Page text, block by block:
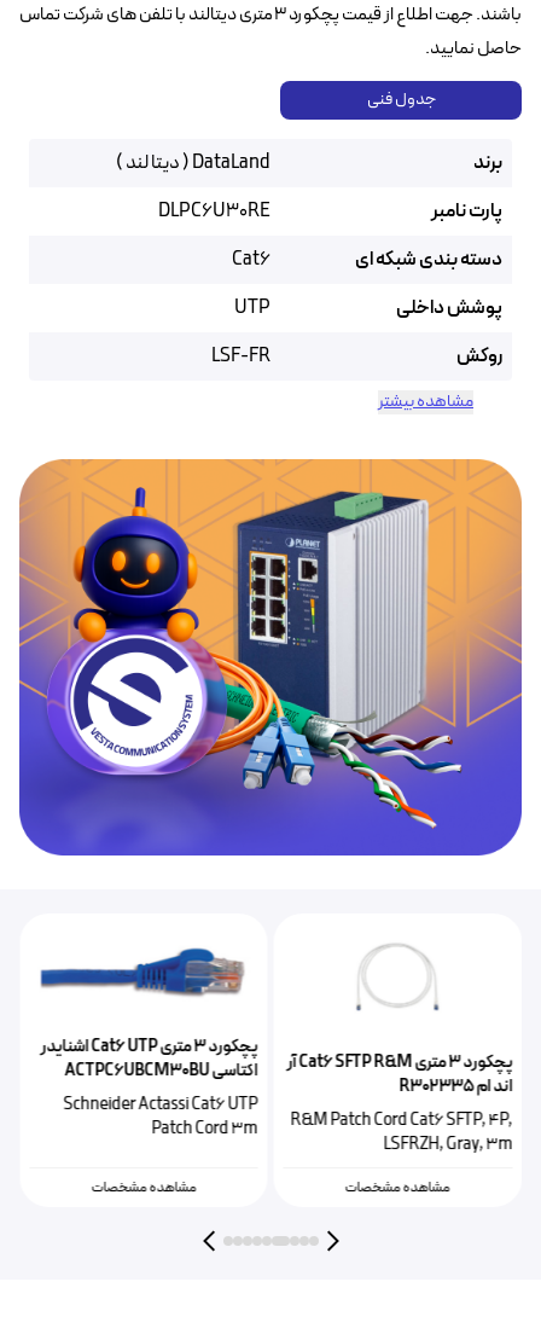
باشند. جهت اطلاع از قیمت پچکورد 3متری دیتالند با تلفن های شرکت تماس
حاصل نمایید.
جدول فنی
برند
DataLand ( دیتا لند )
پارت نامبر
DLPC6U30RE
دسته بندی شبکه ای
Cat6
پوشش داخلی
UTP
روکش
LSF-FR
مشاهده بیشتر
پچکورد ۳ متری Cat6 SFTP R&M آر
اند ام R302335
R&M Patch Cord Cat6 SFTP, 4P,
LSFRZH, Gray, 3m
مشاهده مشخصات
پچکورد ۳ متری Cat6 UTP اشنایدر
اکتاسی ACTPC6UBCM30BU
Schneider Actassi Cat6 UTP
Patch Cord 3m
مشاهده مشخصات